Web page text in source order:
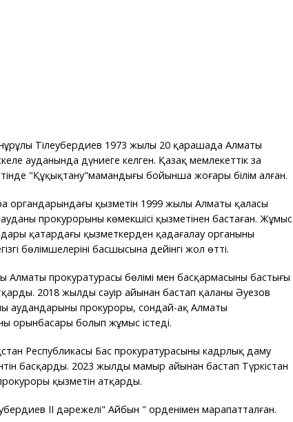
Тілеубердиев 1973 жылы 20 қарашада Алматы
ауданында дүниеге келген. Қазақ мемлекеттік заң
"Құқықтану"мамандығы бойынша жоғары білім алған.
органдарындағы қызметін 1999 жылы Алматы қаласы
прокурорының көмекшісі қызметінен бастаған. Жұмыс
қатардағы қызметкерден қадағалау органының
бөлімшелерінің басшысына дейінгі жол өтті.
прокуратурасы бөлімі мен басқармасының бастығы
2018 жылдың сәуір айынан бастап қаланың Әуезов
аудандарының прокуроры, сондай-ақ Алматы
орынбасары болып жұмыс істеді.
Республикасы Бас прокуратурасының кадрлық даму
басқарды. 2023 жылдың мамыр айынан бастап Түркістан
қызметін атқарды.
II дәрежелі" Айбын " орденімен марапатталған.